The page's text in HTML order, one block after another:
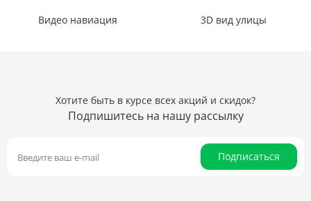
Видео навиация 3D вид улицы
Хотите быть в курсе всех акций и скидок?
Подпишитесь на нашу рассылку
Подписаться